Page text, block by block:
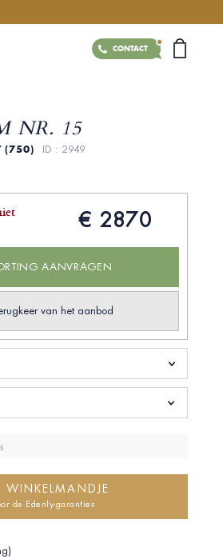
CONTACT
NR. 15
(750) ID : 2949
€ 2870
AANVRAGEN
van het aanbod
de Edenly-garanties